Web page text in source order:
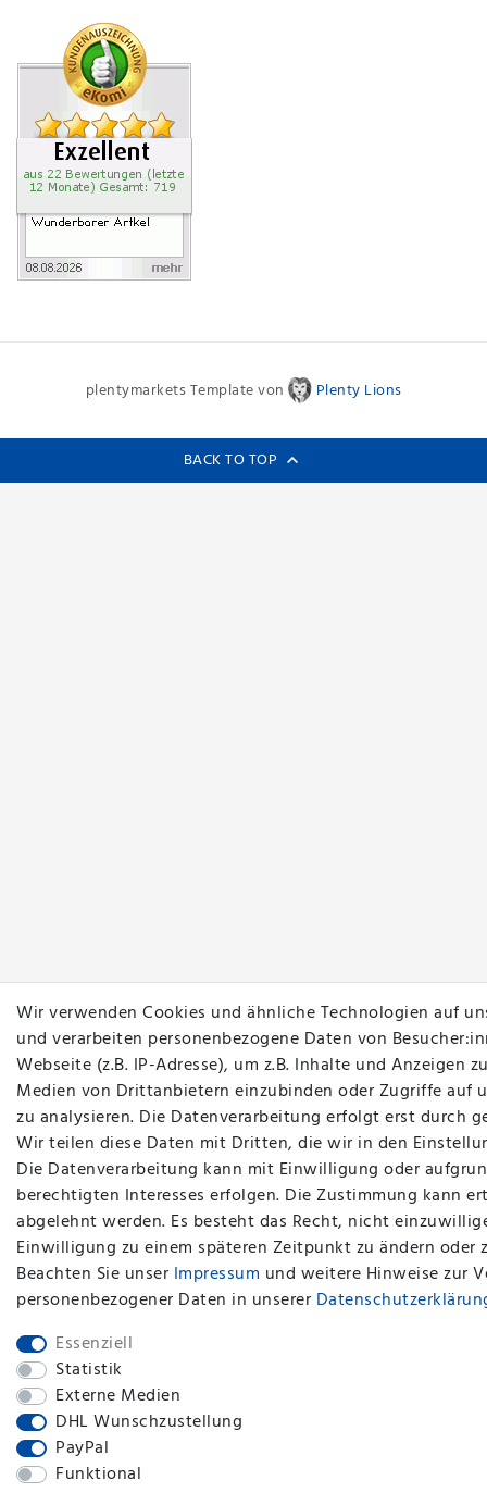
Wir verwenden Cookies und ähnliche Technologien auf
und verarbeiten personenbezogene Daten von
Webseite (z.B. IP-Adresse), um z.B. Inhalte und Anzeigen
Medien von Drittanbietern einzubinden oder Zugriffe auf
zu analysieren. Die Datenverarbeitung erfolgt erst durch
Wir teilen diese Daten mit Dritten, die wir in den
Die Datenverarbeitung kann mit Einwilligung oder
berechtigten Interesses erfolgen. Die Zustimmung kann
abgelehnt werden. Es besteht das Recht, nicht
Einwilligung zu einem späteren Zeitpunkt zu ändern oder
Beachten Sie unser Impressum und weitere Hinweise zur
personenbezogener Daten in unserer
Essenziell
Statistik
Externe Medien
DHL Wunschzustellung
PayPal
Funktional
plentymarkets Template von Plenty Lions
BACK TO TOP